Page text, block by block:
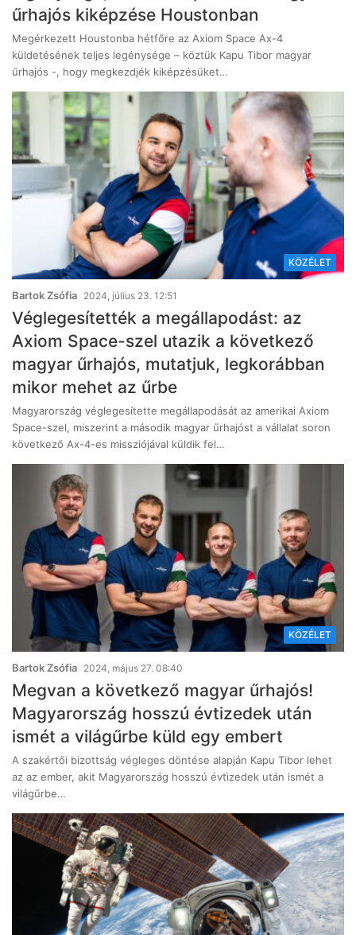
űrhajós kiképzése Houstonban
Megérkezett Houstonba hétfőre az Axiom Space Ax-4
küldetésének teljes legénysége – köztük Kapu Tibor magyar
űrhajós -, hogy megkezdjék kiképzésüket…
KÖZÉLET
Bartok Zsófia 2024, július 23. 12:51
Véglegesítették a megállapodást: az
Axiom Space-szel utazik a következő
magyar űrhajós, mutatjuk, legkorábban
mikor mehet az űrbe
Magyarország véglegesítette megállapodását az amerikai Axiom
Space-szel, miszerint a második magyar űrhajóst a vállalat soron
következő Ax-4-es missziójával küldik fel…
KÖZÉLET
Bartok Zsófia 2024, május 27. 08:40
Megvan a következő magyar űrhajós!
Magyarország hosszú évtizedek után
ismét a világűrbe küld egy embert
A szakértői bizottság végleges döntése alapján Kapu Tibor lehet
az az ember, akit Magyarország hosszú évtizedek után ismét a
világűrbe…